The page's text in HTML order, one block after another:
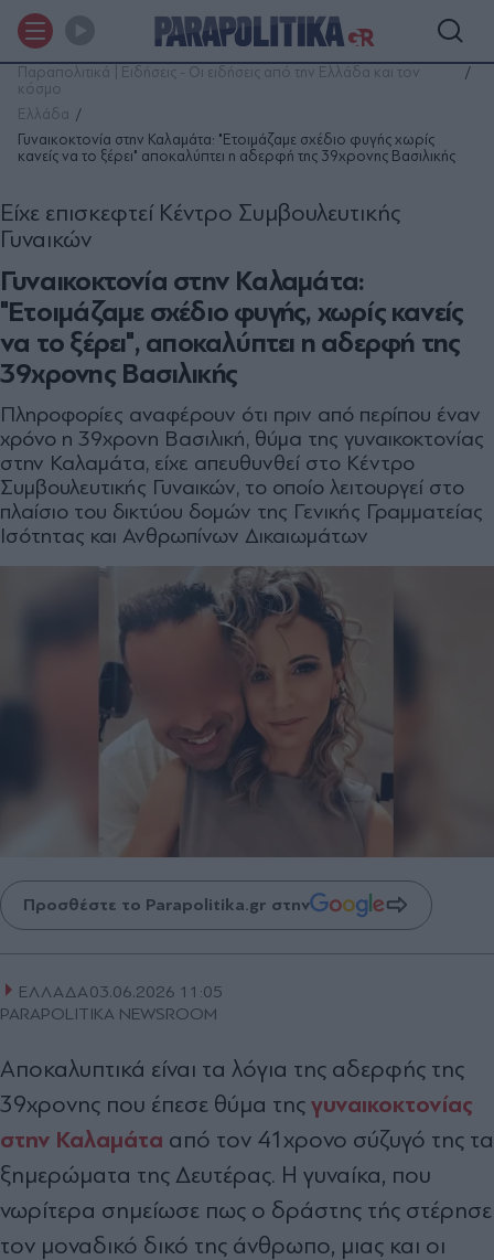
Παραπολιτικά | Ειδήσεις - Οι ειδήσεις από την Ελλάδα και τον
κόσμο
Ελλάδα
Γυναικοκτονία στην Καλαμάτα: "Ετοιμάζαμε σχέδιο φυγής χωρίς
κανείς να το ξέρει" αποκαλύπτει η αδερφή της 39χρονης Βασιλικής
Γυναικοκτονία στην Καλαμάτα:
"Ετοιμάζαμε σχέδιο φυγής, χωρίς κανείς
να το ξέρει", αποκαλύπτει η αδερφή της
39χρονης Βασιλικής
Είχε επισκεφτεί Κέντρο Συμβουλευτικής
Γυναικών
Πληροφορίες αναφέρουν ότι πριν από περίπου έναν
χρόνο η 39χρονη Βασιλική, θύμα της γυναικοκτονίας
στην Καλαμάτα, είχε απευθυνθεί στο Κέντρο
Συμβουλευτικής Γυναικών, το οποίο λειτουργεί στο
πλαίσιο του δικτύου δομών της Γενικής Γραμματείας
Ισότητας και Ανθρωπίνων Δικαιωμάτων
Προσθέστε το Parapolitika.gr στην
ΕΛΛΑΔΑ03.06.2026 11:05
PARAPOLITIKA NEWSROOM
Αποκαλυπτικά είναι τα λόγια της αδερφής της
39χρονης που έπεσε θύμα της γυναικοκτονίας
στην Καλαμάτα από τον 41χρονο σύζυγό της τα
ξημερώματα της Δευτέρας. Η γυναίκα, που
νωρίτερα σημείωσε πως ο δράστης τής στέρησε
τον μοναδικό δικό της άνθρωπο, μιας και οι